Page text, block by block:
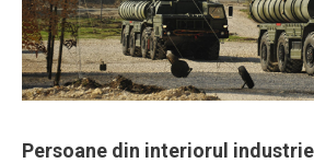
Persoane din interiorul